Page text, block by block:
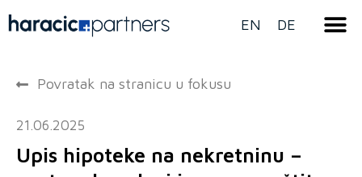
EN DE
Povratak na stranicu u fokusu
21.06.2025
Upis hipoteke na nekretninu –